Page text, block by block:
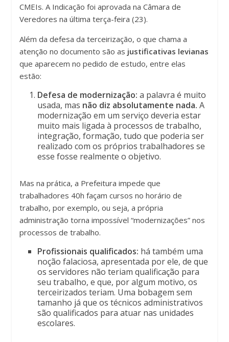
CMEIs. A Indicação foi aprovada na Câmara de
Veredores na última terça-feira (23).
Além da defesa da terceirização, o que chama a
atenção no documento são as justificativas levianas
que aparecem no pedido de estudo, entre elas
estão:
Defesa de modernização: a palavra é muito
usada, mas não diz absolutamente nada. A
modernização em um serviço deveria estar
muito mais ligada à processos de trabalho,
integração, formação, tudo que poderia ser
realizado com os próprios trabalhadores se
esse fosse realmente o objetivo.
Mas na prática, a Prefeitura impede que
trabalhadores 40h façam cursos no horário de
trabalho, por exemplo, ou seja, a própria
administração torna impossível “modernizações” nos
processos de trabalho.
Profissionais qualificados: há também uma
noção falaciosa, apresentada por ele, de que
os servidores não teriam qualificação para
seu trabalho, e que, por algum motivo, os
terceirizados teriam. Uma bobagem sem
tamanho já que os técnicos administrativos
são qualificados para atuar nas unidades
escolares.